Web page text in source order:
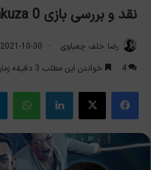
نقد و بررسی بازی Yakuza 0
رضا خلف چعباوی 2021-10-30
4
خواندن این مطلب 3 دقیقه زمان میبرد
فیس بوک X لینکدین واتس آپ